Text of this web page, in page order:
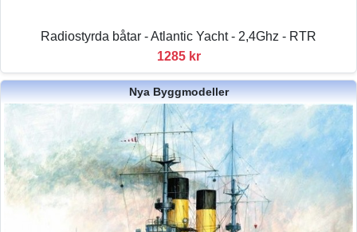
Radiostyrda båtar - Atlantic Yacht - 2,4Ghz - RTR
1285 kr
Nya Byggmodeller